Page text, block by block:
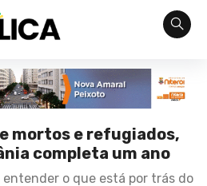
mortos e refugiados,
completa um ano
entender o que está por trás do